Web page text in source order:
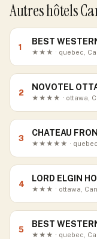
Autres hôtels
1
BEST
★★★ · quebec,
2
NOVOTEL
★★★★ · ottawa,
3
CHATEAU
★★★★★ · quebec,
4
LORD ELGIN
★★★ · ottawa,
5
BEST
★★★ · quebec,